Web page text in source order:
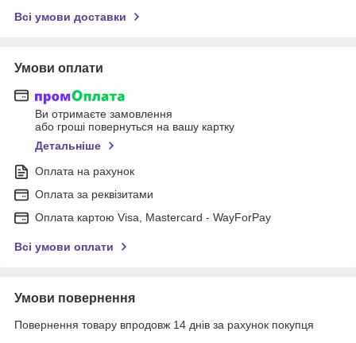
Всі умови доставки
Умови оплати
Ви отримаєте замовлення
або гроші повернуться на вашу картку
Детальніше
Оплата на рахунок
Оплата за реквізитами
Оплата картою Visa, Mastercard - WayForPay
Всі умови оплати
Умови повернення
Повернення товару впродовж 14 днів за рахунок покупця